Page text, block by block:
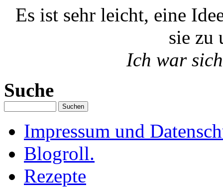
Es ist sehr leicht, eine
sie zu
Ich war
Suche
Impressum und
Blogroll.
Rezepte